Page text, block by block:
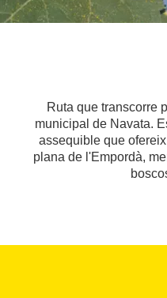
Ruta que transcorre
municipal de Navata.
assequible que
plana de l'Empordà,